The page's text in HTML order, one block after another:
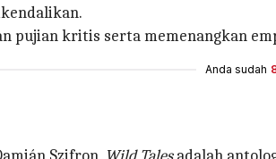
pujian kritis serta memenangkan
Anda sudah